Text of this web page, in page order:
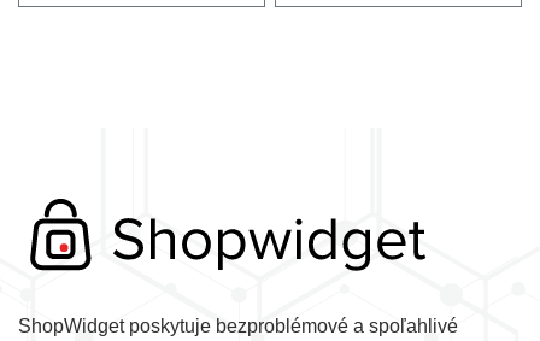
ShopWidget poskytuje bezproblémové a spoľahlivé